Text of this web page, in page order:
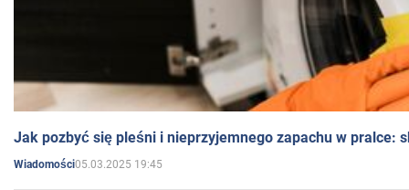
Jak pozbyć się pleśni i nieprzyjemnego zapachu w pralce:
Wiadomości05.03.2025 19:45